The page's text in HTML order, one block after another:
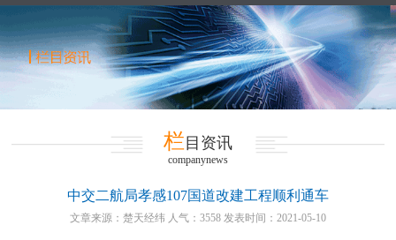
栏目资讯
companynews
中交二航局孝感107国道改建工程顺利通车
文章来源：楚天经纬 人气：3558 发表时间：2021-05-10